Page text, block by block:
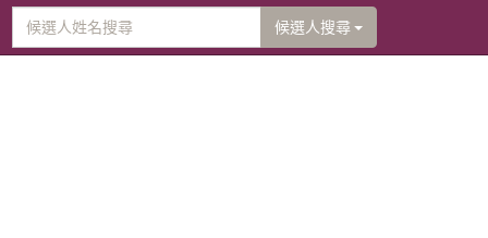
候選人搜尋